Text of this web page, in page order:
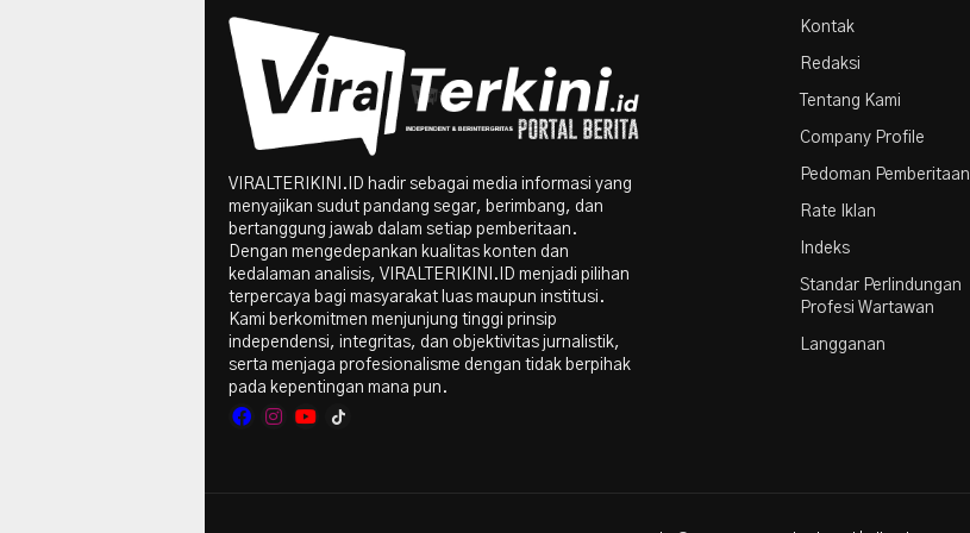
Kontak
Redaksi
Tentang Kami
Company Profile
Pedoman Pemberitaan
Rate Iklan
Indeks
Standar Perlindungan
Profesi Wartawan
Langganan
VIRALTERIKINI.ID hadir sebagai media informasi yang
menyajikan sudut pandang segar, berimbang, dan
bertanggung jawab dalam setiap pemberitaan.
Dengan mengedepankan kualitas konten dan
kedalaman analisis, VIRALTERIKINI.ID menjadi pilihan
terpercaya bagi masyarakat luas maupun institusi.
Kami berkomitmen menjunjung tinggi prinsip
independensi, integritas, dan objektivitas jurnalistik,
serta menjaga profesionalisme dengan tidak berpihak
pada kepentingan mana pun.